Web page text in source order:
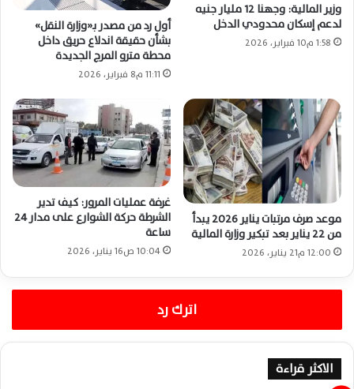
وزير المالية: وجهنا 12 مليار جنيه
لدعم إسكان محدودي الدخل
1:58 م10 فبراير، 2026
أول رد من مصدر بـ«وزارة النقل»
بشأن حقيقة اندلاع حريق داخل
محطة مترو المرج الجديدة
11:11 م8 فبراير، 2026
موعد صرف مرتبات يناير 2026 يبدأ
من 22 يناير بعد تبكير وزارة المالية
12:00 م21 يناير، 2026
غرفة عمليات المرور: كيف تدير
الشرطة حركة الشوارع على مدار 24
ساعة
10:04 ص16 يناير، 2026
اترك رد
الاكثر قراءة